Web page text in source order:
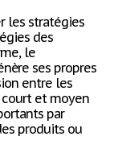
les stratégies
des
le
ses propres
entre les
court et moyen
par
produits ou